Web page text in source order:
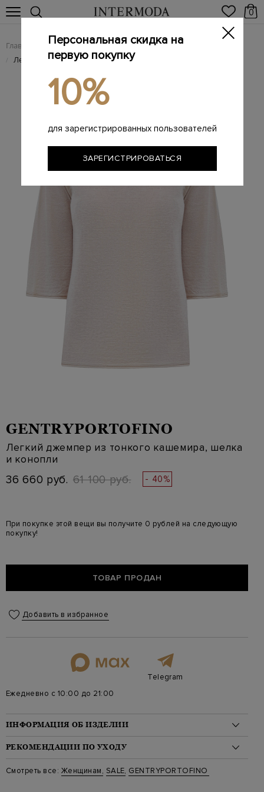
0
Главная Женщинам / SALE
/ Легкий джемпер из тонкого кашемира, шелка и конопли
GENTRYPORTOFINO
Легкий джемпер из тонкого кашемира, шелка
и конопли
36 660 руб. 61 100 руб. - 40%
При покупке этой вещи вы получите 0 рублей на следующую
покупку!
ТОВАР ПРОДАН
Добавить в избранное
Telegram
Ежедневно с 10:00 до 21:00
ИНФОРМАЦИЯ ОБ ИЗДЕЛИИ
Материал: кашемир 40%, шелк 30%, конопля 30%
На модели: 175/82/60/91 на модели размер 38
Стиль: Джемперы
Цвет: Бежевый
РЕКОМЕНДАЦИИ ПО УХОДУ
Стирка: Стирка запрещена
Отбеливание: Отбеливание запрещено
Смотреть все: Женщинам, SALE, GENTRYPORTOFINO
Персональная скидка на
первую покупку
10%
для зарегистрированных пользователей
ЗАРЕГИСТРИРОВАТЬСЯ